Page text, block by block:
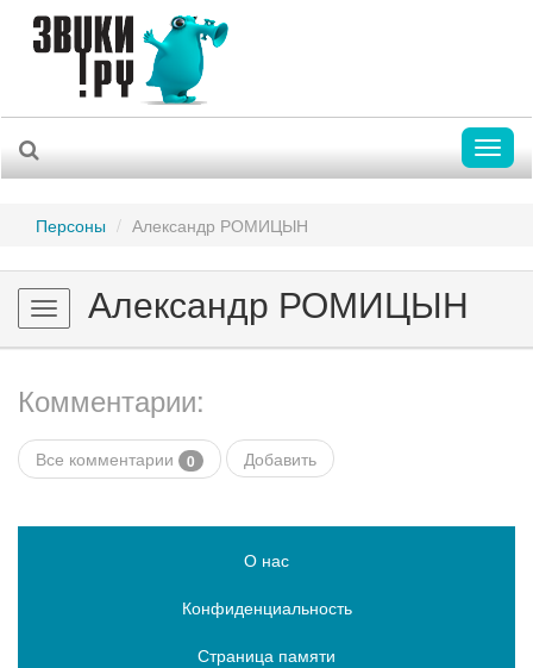
Персоны Александр РОМИЦЫН
Toggle
navigation
Александр РОМИЦЫН
Комментарии:
Все комментарии 0 Добавить
О нас
Конфиденциальность
Страница памяти